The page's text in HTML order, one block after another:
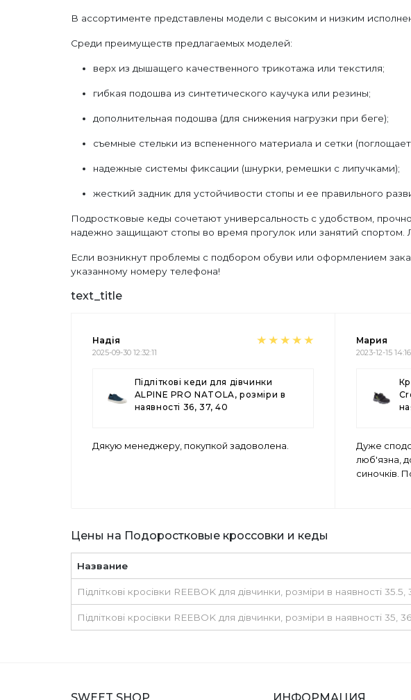
В ассортименте представлены модели с высоким и низким
Среди преимуществ предлагаемых моделей:
верх из дышащего качественного трикотажа или текстиля;
гибкая подошва из синтетического каучука или резины;
дополнительная подошва (для снижения нагрузки при беге);
съемные стельки из вспененного материала и сетки
надежные системы фиксации (шнурки, ремешки с липучками);
жесткий задник для устойчивости стопы и ее правильного
Подростковые кеды сочетают универсальность с удобством,
надежно защищают стопы во время прогулок или занятий спортом.
Если возникнут проблемы с подбором обуви или оформлением
указанному номеру телефона!
text_title
Надія
2025-09-30 12:32:11
Підліткові кеди для дівчинки
ALPINE PRO NATOLA, розміри в
наявності 36, 37, 40
Дякую менеджеру, покупкой задоволена.
Мария
2023-12-15
Дуже
люб'язна,
синочків.
Цены на Подоростковые кроссовки и кеды
Название
Підліткові кросівки REEBOK для дівчинки, розміри в наявності 35.5,
Підліткові кросівки REEBOK для дівчинки, розміри в наявності 35,